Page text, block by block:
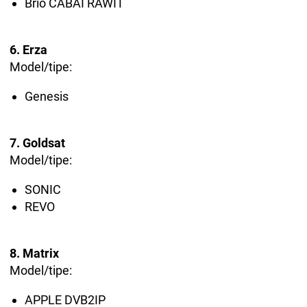
Brio CABAI RAWIT
6. Erza
Model/tipe:
Genesis
7. Goldsat
Model/tipe:
SONIC
REVO
8. Matrix
Model/tipe:
APPLE DVB2IP